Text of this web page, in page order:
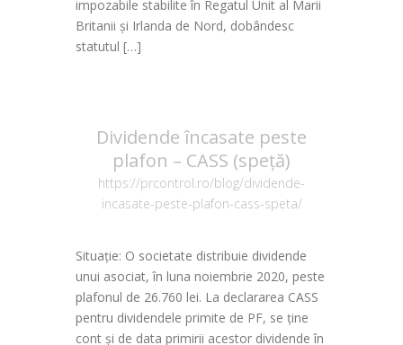
impozabile stabilite în Regatul Unit al Marii
Britanii și Irlanda de Nord, dobândesc
statutul […]
Dividende încasate peste
plafon – CASS (speță)
https://prcontrol.ro/blog/dividende-
incasate-peste-plafon-cass-speta/
Situație: O societate distribuie dividende
unui asociat, în luna noiembrie 2020, peste
plafonul de 26.760 lei. La declararea CASS
pentru dividendele primite de PF, se ține
cont și de data primirii acestor dividende în